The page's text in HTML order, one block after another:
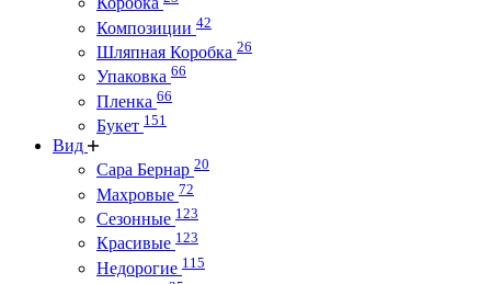
Композиции 42
Шляпная Коробка 26
Упаковка 66
Пленка 66
Букет 151
Вид
Сара Бернар 20
Махровые 72
Сезонные 123
Красивые 123
Недорогие 115